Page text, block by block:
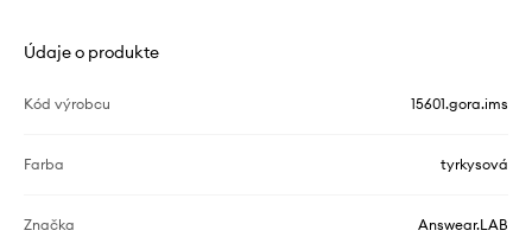
Údaje o produkte
Kód výrobcu 15601.gora.ims
Farba tyrkysová
Značka Answear.LAB